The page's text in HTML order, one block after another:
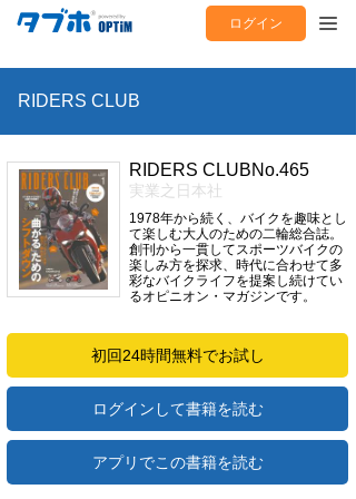
ログイン
RIDERS CLUB
RIDERS CLUBNo.465
実業之日本社
1978年から続く、バイクを趣味とし
て楽しむ大人のための二輪総合誌。
創刊から一貫してスポーツバイクの
楽しみ方を探求、時代に合わせて多
彩なバイクライフを提案し続けてい
るオピニオン・マガジンです。
初回24時間無料でお試し
ログインして書籍を読む
アプリでこの書籍を読む